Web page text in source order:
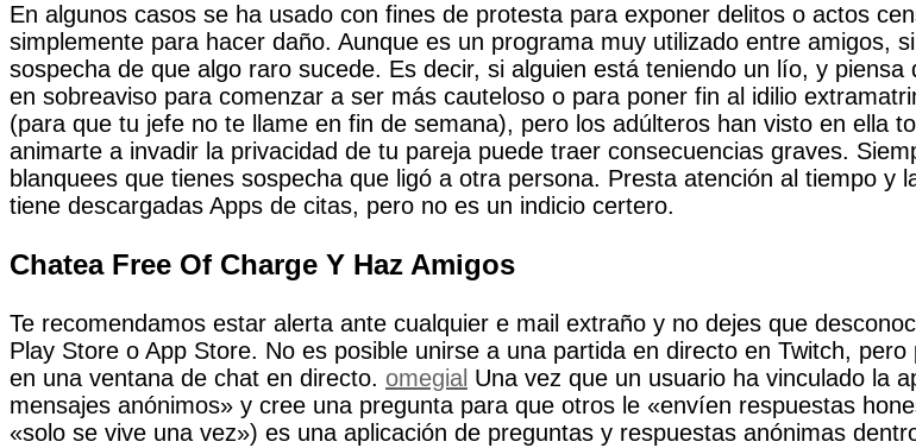
En algunos casos se ha usado con fines de protesta para exponer delitos o actos
simplemente para hacer daño. Aunque es un programa muy utilizado entre amigos,
sospecha de que algo raro sucede. Es decir, si alguien está teniendo un lío, y
en sobreaviso para comenzar a ser más cauteloso o para poner fin al idilio
(para que tu jefe no te llame en fin de semana), pero los adúlteros han visto en ella
animarte a invadir la privacidad de tu pareja puede traer consecuencias graves.
blanquees que tienes sospecha que ligó a otra persona. Presta atención al tiempo
tiene descargadas Apps de citas, pero no es un indicio certero.
Chatea Free Of Charge Y Haz Amigos
Te recomendamos estar alerta ante cualquier e mail extraño y no dejes que
Play Store o App Store. No es posible unirse a una partida en directo en Twitch,
en una ventana de chat en directo. omegial Una vez que un usuario ha vinculado la
mensajes anónimos» y cree una pregunta para que otros le «envíen respuestas
«solo se vive una vez») es una aplicación de preguntas y respuestas anónimas